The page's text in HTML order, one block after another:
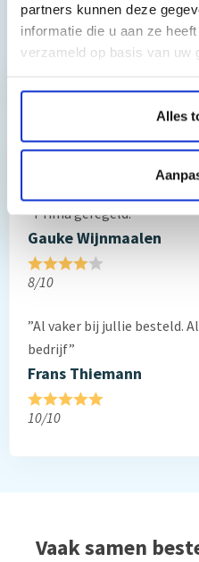
partners kunnen deze
informatie die u aan ze
verzameld op basis van uw
Alles
Toch nog een
Hebt u vragen bij het
Reviews van
”Prima geregeld. ”
Gauke Wijnmaalen
8/10
”Al vaker bij jullie besteld.
bedrijf”
Frans Thiemann
10/10
Vaak samen